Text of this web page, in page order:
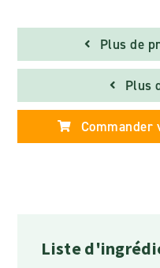
Plus de
Plus
Commander
Liste